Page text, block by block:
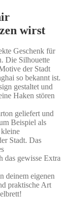
wirst
Geschenk für
Die Silhouette
der Stadt
so bekannt ist.
gestaltet und
Haken stören
geliefert und
Beispiel als
Stadt. Das
das gewisse Extra
deinem eigenen
praktische Art